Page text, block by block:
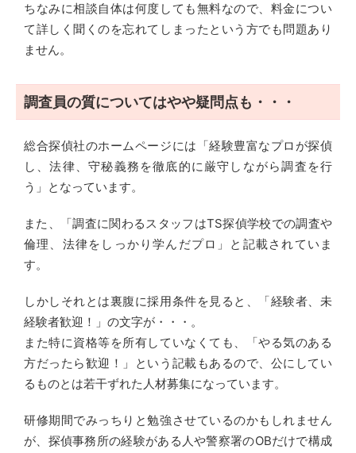
ちなみに相談自体は何度しても無料なので、料金につい
て詳しく聞くのを忘れてしまったという方でも問題あり
ません。
調査員の質についてはやや疑問点も・・・
総合探偵社のホームページには「経験豊富なプロが探偵
し、法律、守秘義務を徹底的に厳守しながら調査を行
う」となっています。
また、「調査に関わるスタッフはTS探偵学校での調査や
倫理、法律をしっかり学んだプロ」と記載されていま
す。
しかしそれとは裏腹に採用条件を見ると、「経験者、未
経験者歓迎！」の文字が・・・。
また特に資格等を所有していなくても、「やる気のある
方だったら歓迎！」という記載もあるので、公にしてい
るものとは若干ずれた人材募集になっています。
研修期間でみっちりと勉強させているのかもしれません
が、探偵事務所の経験がある人や警察署のOBだけで構成